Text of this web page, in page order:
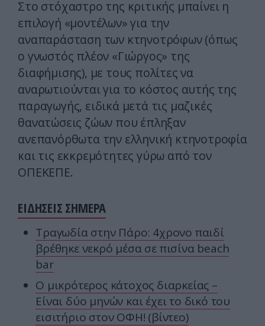
Στο στόχαστρο της κριτικής μπαίνει η
επιλογή «μοντέλων» για την
αναπαράσταση των κτηνοτρόφων (όπως
ο γνωστός πλέον «Γιώργος» της
διαφήμισης), με τους πολίτες να
αναρωτιούνται για το κόστος αυτής της
παραγωγής, ειδικά μετά τις μαζικές
θανατώσεις ζώων που έπληξαν
ανεπανόρθωτα την ελληνική κτηνοτροφία
και τις εκκρεμότητες γύρω από τον
ΟΠΕΚΕΠΕ.
ΕΙΔΗΣΕΙΣ ΣΗΜΕΡΑ
Τραγωδία στην Πάρο: 4χρονο παιδί
βρέθηκε νεκρό μέσα σε πισίνα beach
bar
Ο μικρότερος κάτοχος διαρκείας –
Είναι δύο μηνών και έχει το δικό του
εισιτήριο στον ΟΦΗ! (βίντεο)